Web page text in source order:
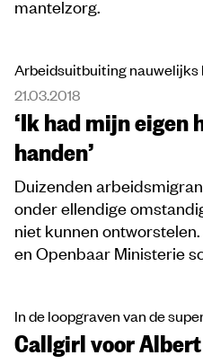
mantelzorg.
Arbeidsuitbuiting nauwelijks
21.03.2018
‘Ik had mijn eigen
handen’
Duizenden
onder ellendige
niet kunnen
en Openbaar Ministerie
In de loopgraven van de
Callgirl voor